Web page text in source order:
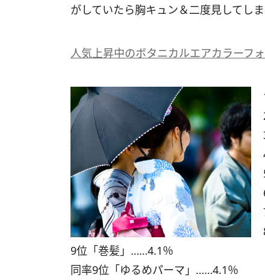
がしていたら胸キュン＆二度見してし
人気上昇中のボタニカルエアカラーフ
9位「巻髪」……4.1％
同率9位「ゆるめパーマ」……4.1％